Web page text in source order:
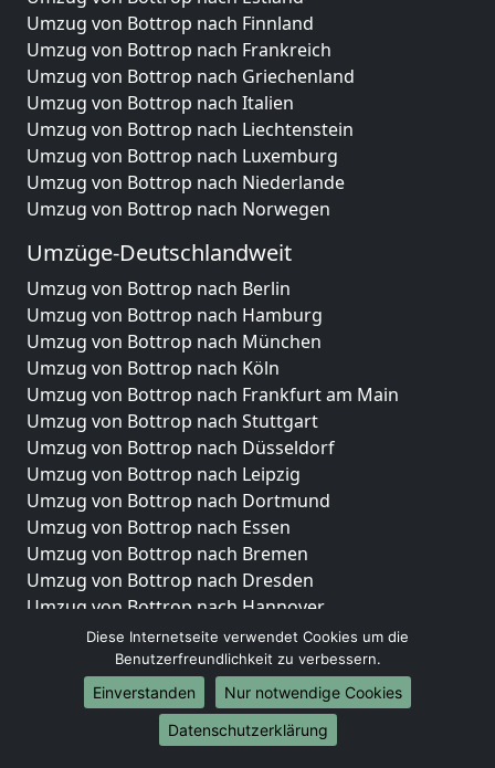
Umzug von Bottrop nach Finnland
Umzug von Bottrop nach Frankreich
Umzug von Bottrop nach Griechenland
Umzug von Bottrop nach Italien
Umzug von Bottrop nach Liechtenstein
Umzug von Bottrop nach Luxemburg
Umzug von Bottrop nach Niederlande
Umzug von Bottrop nach Norwegen
Umzüge-Deutschlandweit
Umzug von Bottrop nach Berlin
Umzug von Bottrop nach Hamburg
Umzug von Bottrop nach München
Umzug von Bottrop nach Köln
Umzug von Bottrop nach Frankfurt am Main
Umzug von Bottrop nach Stuttgart
Umzug von Bottrop nach Düsseldorf
Umzug von Bottrop nach Leipzig
Umzug von Bottrop nach Dortmund
Umzug von Bottrop nach Essen
Umzug von Bottrop nach Bremen
Umzug von Bottrop nach Dresden
Umzug von Bottrop nach Hannover
Umzug von Bottrop nach Nürnberg
Umzug von Bottrop nach Duisburg
Umzug von Bottrop nach Bochum
Umzug von Bottrop nach Wuppertal
Umzug von Bottrop nach Bielefeld
Diese Internetseite verwendet Cookies um die
Benutzerfreundlichkeit zu verbessern.
Einverstanden
Nur notwendige Cookies
Datenschutzerklärung